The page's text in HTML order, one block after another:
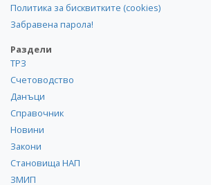
Политика за бисквитките (cookies)
Забравена парола!
Раздели
ТРЗ
Счетоводство
Данъци
Справочник
Новини
Закони
Становища НАП
ЗМИП